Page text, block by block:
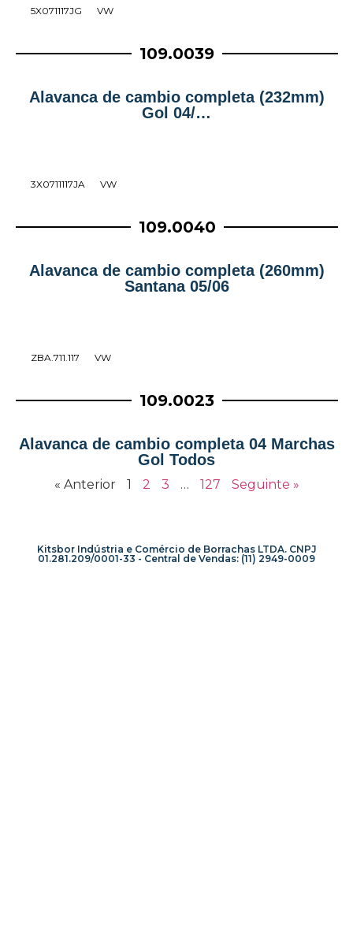
5X071117JG VW
109.0039
Alavanca de cambio completa (232mm)
Gol 04/…
3X0711117JA VW
109.0040
Alavanca de cambio completa (260mm)
Santana 05/06
ZBA.711.117 VW
109.0023
Alavanca de cambio completa 04 Marchas
Gol Todos
« Anterior 1 2 3 … 127 Seguinte »
Kitsbor Indústria e Comércio de Borrachas LTDA. CNPJ
01.281.209/0001-33 - Central de Vendas: (11) 2949-0009